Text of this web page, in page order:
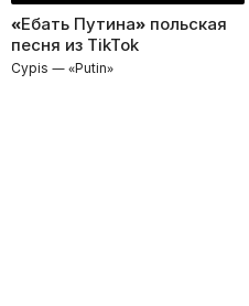
«Ебать Путина» польская
песня из TikTok
Cypis — «Putin»